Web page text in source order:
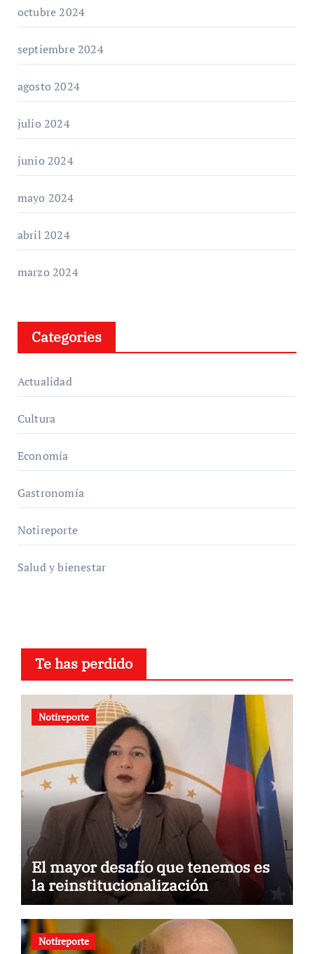
octubre 2024
septiembre 2024
agosto 2024
julio 2024
junio 2024
mayo 2024
abril 2024
marzo 2024
Categories
Actualidad
Cultura
Economía
Gastronomía
Notireporte
Salud y bienestar
Te has perdido
Notireporte
El mayor desafío que tenemos es
la reinstitucionalización
Notireporte